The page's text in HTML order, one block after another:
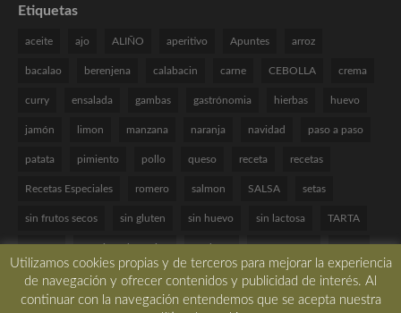
Etiquetas
aceite ajo ALIÑO aperitivo Apuntes arroz
bacalao berenjena calabacin carne CEBOLLA crema
curry ensalada gambas gastrónomia hierbas huevo
jamón limon manzana naranja navidad paso a paso
patata pimiento pollo queso receta recetas
Recetas Especiales romero salmon SALSA setas
sin frutos secos sin gluten sin huevo sin lactosa TARTA
tomate Técnicas de cocina verduras VINAGRETA yogur
Utilizamos cookies propias y de terceros para mejorar la experiencia
de navegación y ofrecer contenidos y publicidad de interés. Al
continuar con la navegación entendemos que se acepta nuestra